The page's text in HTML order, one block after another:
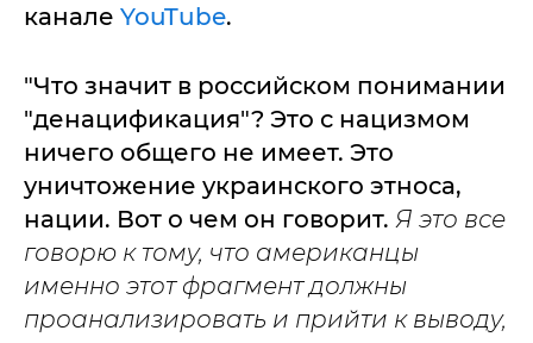
канале YouTube.
"Что значит в российском понимании
"денацификация"? Это с нацизмом
ничего общего не имеет. Это
уничтожение украинского этноса,
нации. Вот о чем он говорит. Я это все
говорю к тому, что американцы
именно этот фрагмент должны
проанализировать и прийти к выводу,